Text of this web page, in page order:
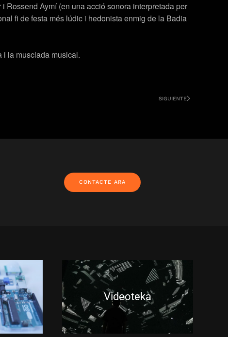
Rossend Aymí (en una acció sonora interpretada per
fi de festa més lúdic i hedonista enmig de la Badia
i la musclada musical.
SIGUIENTE
CONTACTE ARA
Videoteka